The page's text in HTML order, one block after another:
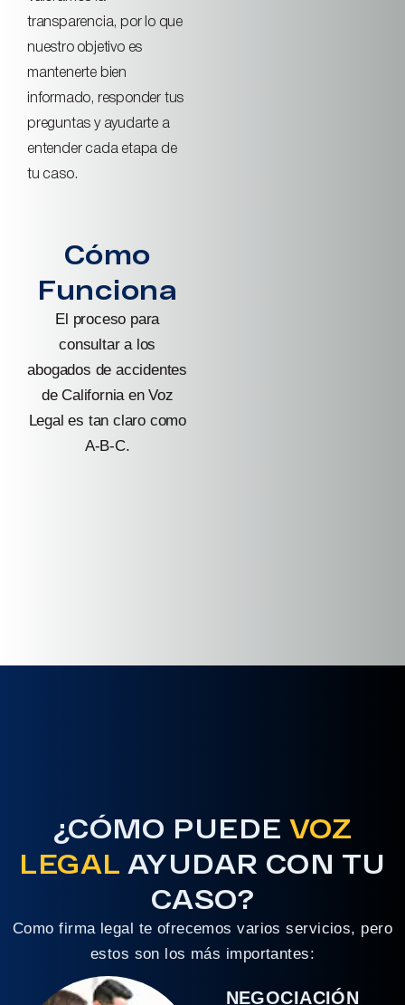
transparencia, por lo que
nuestro objetivo es
mantenerte bien
informado, responder tus
preguntas y ayudarte a
entender cada etapa de
tu caso.
Cómo
Funciona
El proceso para
consultar a los
abogados de accidentes
de California en Voz
Legal es tan claro como
A-B-C.
¿CÓMO PUEDE VOZ
LEGAL AYUDAR CON TU
CASO?
Como firma legal te ofrecemos varios servicios, pero
estos son los más importantes:
NEGOCIACIÓN